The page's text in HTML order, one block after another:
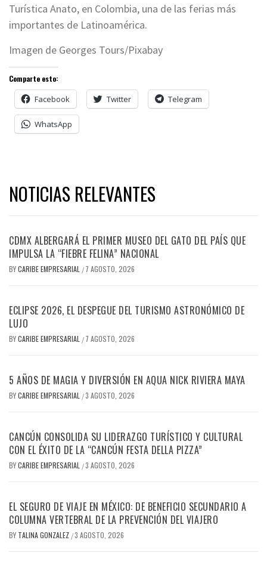
Turística Anato, en Colombia, una de las ferias más
importantes de Latinoamérica.
Imagen de Georges Tours/Pixabay
Comparte esto:
Facebook Twitter Telegram
WhatsApp
NOTICIAS RELEVANTES
CDMX ALBERGARÁ EL PRIMER MUSEO DEL GATO DEL PAÍS QUE
IMPULSA LA “FIEBRE FELINA” NACIONAL
BYCARIBE EMPRESARIAL / 7 AGOSTO, 2026
ECLIPSE 2026, EL DESPEGUE DEL TURISMO ASTRONÓMICO DE
LUJO
BYCARIBE EMPRESARIAL / 7 AGOSTO, 2026
5 AÑOS DE MAGIA Y DIVERSIÓN EN AQUA NICK RIVIERA MAYA
BYCARIBE EMPRESARIAL /3 AGOSTO, 2026
CANCÚN CONSOLIDA SU LIDERAZGO TURÍSTICO Y CULTURAL
CON EL ÉXITO DE LA “CANCÚN FESTA DELLA PIZZA”
BYCARIBE EMPRESARIAL /3 AGOSTO, 2026
EL SEGURO DE VIAJE EN MÉXICO: DE BENEFICIO SECUNDARIO A
COLUMNA VERTEBRAL DE LA PREVENCIÓN DEL VIAJERO
BY TALINA GONZALEZ /3 AGOSTO, 2026